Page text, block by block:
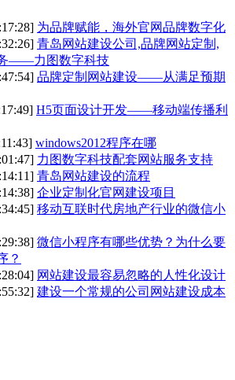
为品牌赋能，海外官网品牌数字化
青岛网站建设公司,品牌网站定制,
——力图数字科技
品牌定制网站建设——从满足预期
H5页面设计开发——移动端传播利
windows2012程序在哪
力图数字科技配套网站服务支持
青岛网站建设的流程
企业定制化官网建设项目
移动互联时代房地产行业的微信小
微信小程序有哪些优势？为什么要
？
网站建设最容易忽略的人性化设计
建设一个常规的公司网站建设成本